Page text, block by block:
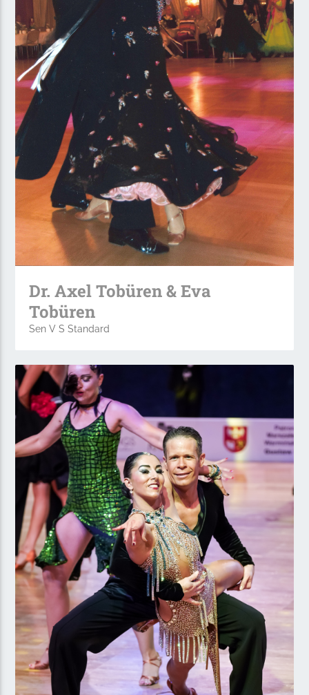
Dr. Axel Tobüren & Eva
Tobüren
Sen V S Standard